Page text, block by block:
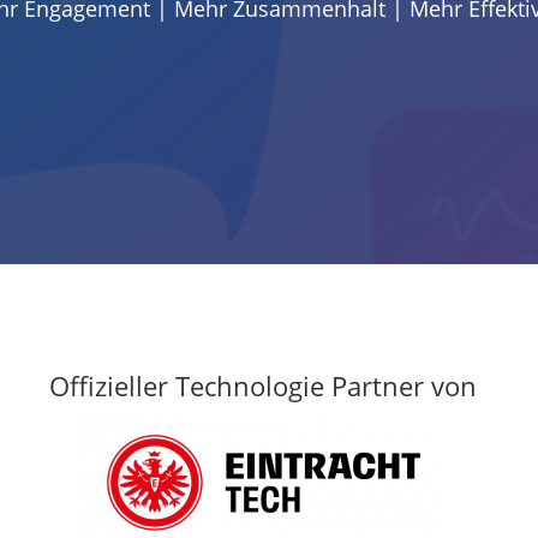
Engagement | Mehr Zusammenhalt | Mehr
Offizieller Technologie Partner von